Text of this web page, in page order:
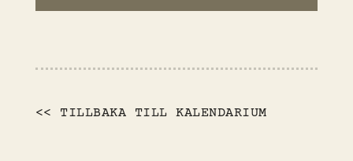
<< TILLBAKA TILL KALENDARIUM